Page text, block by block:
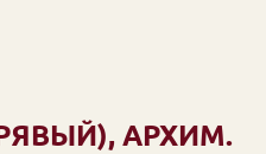
АРХИМ.